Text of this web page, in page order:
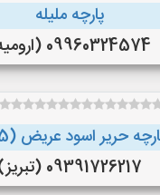
پارچه ملیله
09960324574 (ارومیه)
حریر اسود عریض (175)
09391726217 (تبریز)